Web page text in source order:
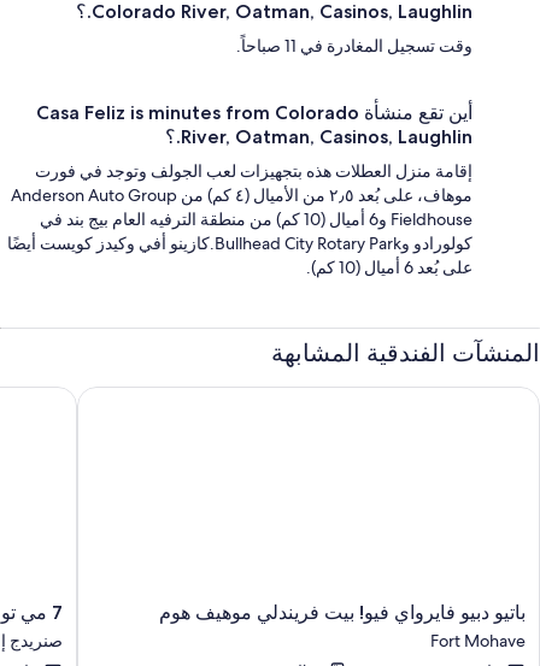
Colorado River, Oatman, Casinos, Laughlin.؟
وقت تسجيل المغادرة في 11 صباحاً.
أين تقع منشأة Casa Feliz is minutes from Colorado
River, Oatman, Casinos, Laughlin.؟
إقامة منزل العطلات هذه بتجهيزات لعب الجولف وتوجد في فورت
موهاف، على بُعد ٢٫٥ من الأميال (٤ كم) من Anderson Auto Group
Fieldhouse و6 أميال (10 كم) من منطقة الترفيه العام بيج بند في
كولورادو وBullhead City Rotary Park.كازينو أفي وكيدز كويست أيضًا
على بُعد 6 أميال (10 كم).
المنشآت الفندقية المشابهة
باتيو
فايرواي
باتيو دبيو فايرواي فيو! بيت فريندلي موهيف هوم
Fort Mohave
باتيو دبيو فايرواي فيو! بيت فريندلي موهيف هوم
7
تو
7 مي تو جولاف6 و ان يو ريتريت إن بولهيد سيتي
صنريدج
7 مي تو جولاف6 و ان يو ريتريت إن بولهيد سيتي